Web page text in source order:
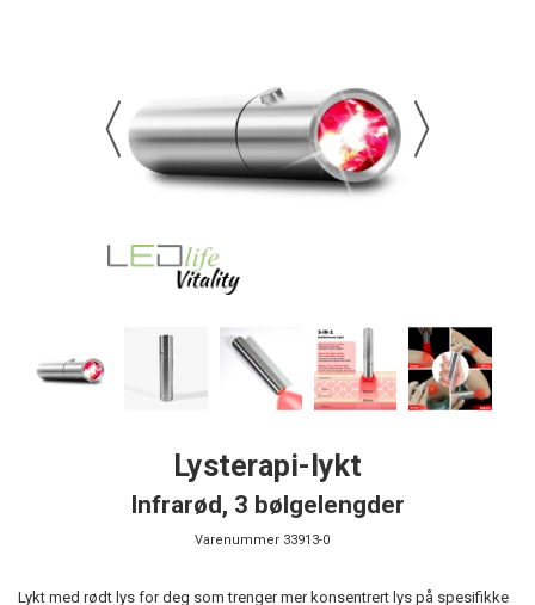
Lysterapi-lykt
Infrarød, 3 bølgelengder
Varenummer 33913-0
Lykt med rødt lys for deg som trenger mer konsentrert lys på spesifikke